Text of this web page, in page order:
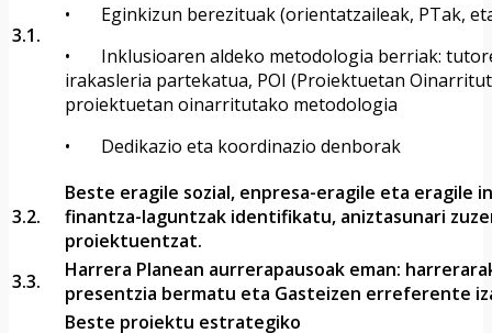
3.1.
• Eginkizun berezituak (orientatzaileak, PTak,
• Inklusioaren aldeko metodologia berriak:
irakasleria partekatua, POI (Proiektuetan
proiektuetan oinarritutako metodologia
• Dedikazio eta koordinazio denborak
3.2.
Beste eragile sozial, enpresa-eragile eta eragile
finantza-laguntzak identifikatu, aniztasunari
proiektuentzat.
3.3.
Harrera Planean aurrerapausoak eman:
presentzia bermatu eta Gasteizen erreferente
Beste proiektu estrategiko